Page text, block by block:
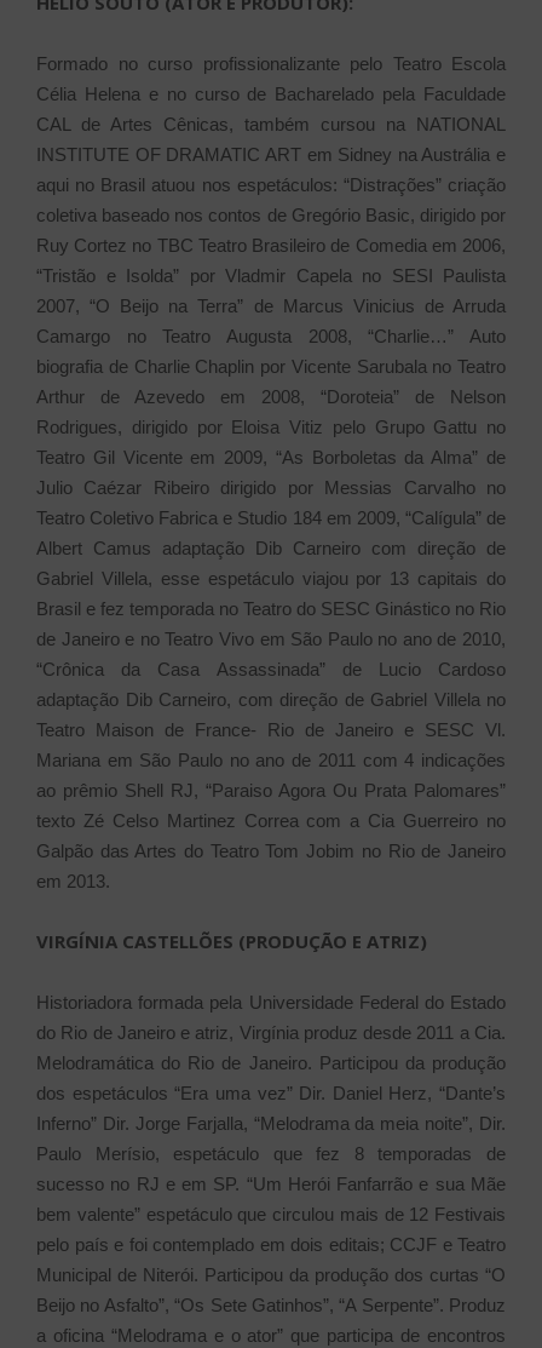
Formado no curso profissionalizante pelo Teatro Escola
Célia Helena e no curso de Bacharelado pela Faculdade
CAL de Artes Cênicas, também cursou na NATIONAL
INSTITUTE OF DRAMATIC ART em Sidney na Austrália e
aqui no Brasil atuou nos espetáculos: “Distrações” criação
coletiva baseado nos contos de Gregório Basic, dirigido por
Ruy Cortez no TBC Teatro Brasileiro de Comedia em 2006,
“Tristão e Isolda” por Vladmir Capela no SESI Paulista
2007, “O Beijo na Terra” de Marcus Vinicius de Arruda
Camargo no Teatro Augusta 2008, “Charlie…” Auto
biografia de Charlie Chaplin por Vicente Sarubala no Teatro
Arthur de Azevedo em 2008, “Doroteia” de Nelson
Rodrigues, dirigido por Eloisa Vitiz pelo Grupo Gattu no
Teatro Gil Vicente em 2009, “As Borboletas da Alma” de
Julio Caézar Ribeiro dirigido por Messias Carvalho no
Teatro Coletivo Fabrica e Studio 184 em 2009, “Calígula” de
Albert Camus adaptação Dib Carneiro com direção de
Gabriel Villela, esse espetáculo viajou por 13 capitais do
Brasil e fez temporada no Teatro do SESC Ginástico no Rio
de Janeiro e no Teatro Vivo em São Paulo no ano de 2010,
“Crônica da Casa Assassinada” de Lucio Cardoso
adaptação Dib Carneiro, com direção de Gabriel Villela no
Teatro Maison de France- Rio de Janeiro e SESC Vl.
Mariana em São Paulo no ano de 2011 com 4 indicações
ao prêmio Shell RJ, “Paraiso Agora Ou Prata Palomares”
texto Zé Celso Martinez Correa com a Cia Guerreiro no
Galpão das Artes do Teatro Tom Jobim no Rio de Janeiro
em 2013.
VIRGÍNIA CASTELLÕES (PRODUÇÃO E ATRIZ)
Historiadora formada pela Universidade Federal do Estado
do Rio de Janeiro e atriz, Virgínia produz desde 2011 a Cia.
Melodramática do Rio de Janeiro. Participou da produção
dos espetáculos “Era uma vez” Dir. Daniel Herz, “Dante’s
Inferno” Dir. Jorge Farjalla, “Melodrama da meia noite”, Dir.
Paulo Merísio, espetáculo que fez 8 temporadas de
sucesso no RJ e em SP. “Um Herói Fanfarrão e sua Mãe
bem valente” espetáculo que circulou mais de 12 Festivais
pelo país e foi contemplado em dois editais; CCJF e Teatro
Municipal de Niterói. Participou da produção dos curtas “O
Beijo no Asfalto”, “Os Sete Gatinhos”, “A Serpente”. Produz
a oficina “Melodrama e o ator” que participa de encontros